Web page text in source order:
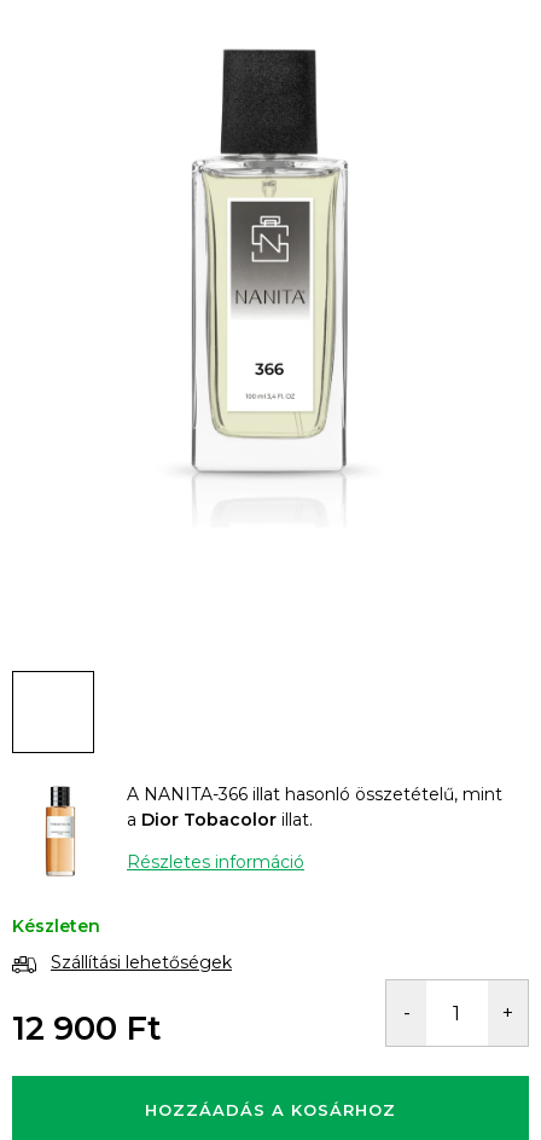
A NANITA-366 illat hasonló összetételű, mint
a Dior Tobacolor illat.
Részletes információ
Készleten
Szállítási lehetőségek
12 900 Ft
HOZZÁADÁS A KOSÁRHOZ